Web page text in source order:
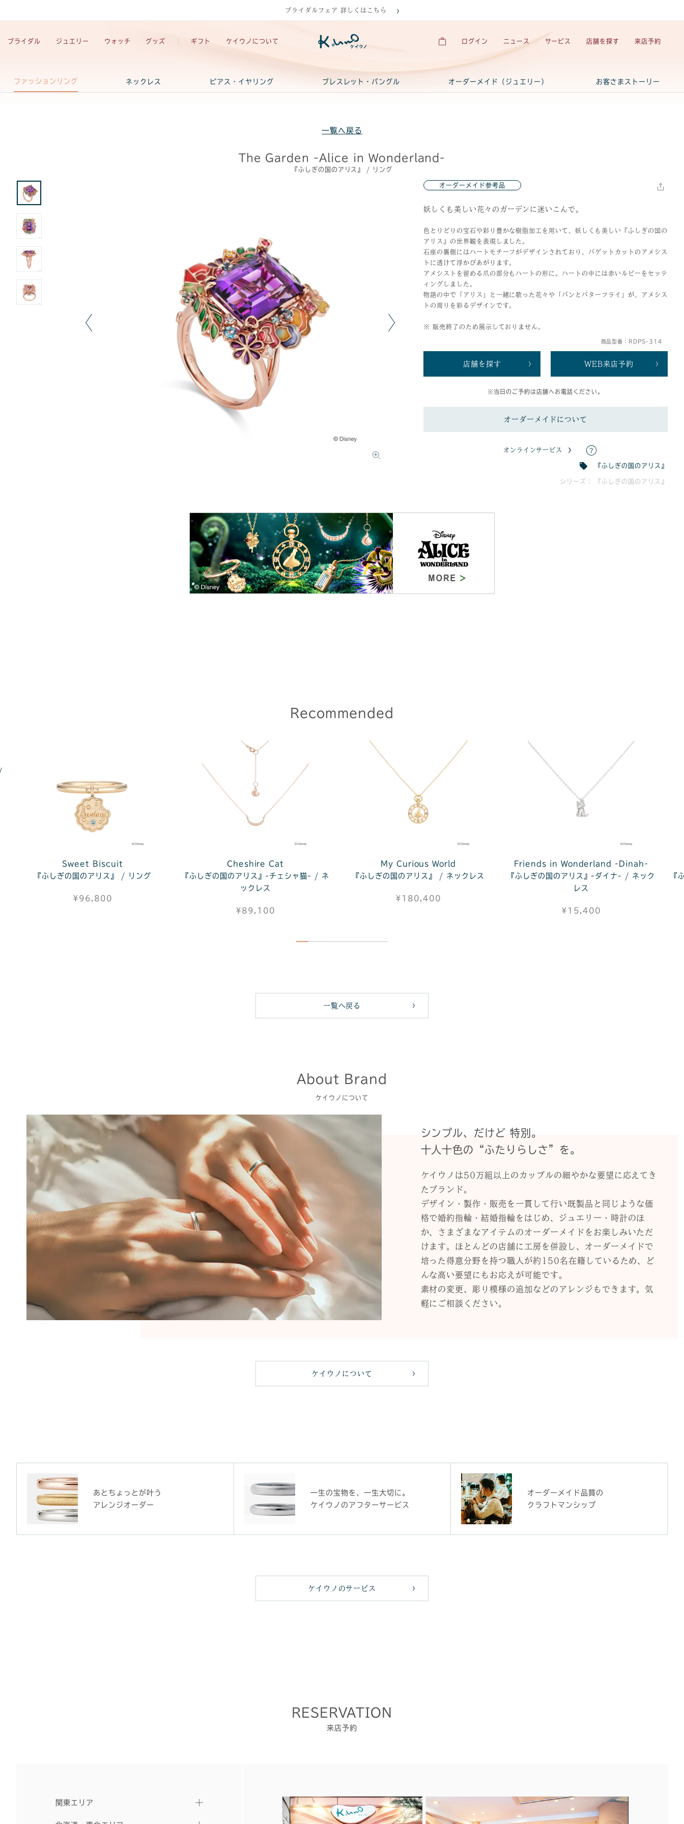
ブライダルフェア 詳しくはこちら
ブライダル ジュエリー ウォッチ グッズ ギフト ケイウノについて ログイン ニュース サービス 店舗を探す 来店予約
ファッションリング ネックレス ピアス・イヤリング ブレスレット・バングル オーダーメイド（ジュエリー） お客さまストーリー
一覧へ戻る
The Garden -Alice in Wonderland-
『ふしぎの国のアリス』 / リング
オーダーメイド参考品
妖しくも美しい花々のガーデンに迷いこんで。
色とりどりの宝石や彩り豊かな樹脂加工を用いて、妖しくも美しい『ふしぎの国の
アリス』の世界観を表現しました。
石座の裏側にはハートモチーフがデザインされており、バゲットカットのアメシス
トに透けて浮かびあがります。
アメシストを留める爪の部分もハートの形に。ハートの中には赤いルビーをセッテ
ィングしました。
物語の中で「アリス」と一緒に歌った花々や「パンとバターフライ」が、アメシス
トの周りを彩るデザインです。
※ 販売終了のため展示しておりません。
商品型番：RDPS-314
店舗を探す WEB来店予約
※当日のご予約は店舗へお電話ください。
オーダーメイドについて
オンラインサービス
『ふしぎの国のアリス』
シリーズ： 『ふしぎの国のアリス』
Recommended
Sweet Biscuit
『ふしぎの国のアリス』 / リング
¥96,800
Cheshire Cat
『ふしぎの国のアリス』-チェシャ猫- / ネ
ックレス
¥89,100
My Curious World
『ふしぎの国のアリス』 / ネックレス
¥180,400
Friends in Wonderland -Dinah-
『ふしぎの国のアリス』-ダイナ- / ネック
レス
¥15,400
『
一覧へ戻る
About Brand
ケイウノについて
シンプル、だけど 特別。
十人十色の“ふたりらしさ”を。
ケイウノは50万組以上のカップルの細やかな要望に応えてき
たブランド。
デザイン・製作・販売を一貫して行い既製品と同じような価
格で婚約指輪・結婚指輪をはじめ、ジュエリー・時計のほ
か、さまざまなアイテムのオーダーメイドをお楽しみいただ
けます。ほとんどの店舗に工房を併設し、オーダーメイドで
培った得意分野を持つ職人が約150名在籍しているため、ど
んな高い要望にもお応えが可能です。
素材の変更、彫り模様の追加などのアレンジもできます。気
軽にご相談ください。
ケイウノについて
あとちょっとが叶う
アレンジオーダー
一生の宝物を、一生大切に。
ケイウノのアフターサービス
オーダーメイド品質の
クラフトマンシップ
ケイウノのサービス
RESERVATION
来店予約
関東エリア